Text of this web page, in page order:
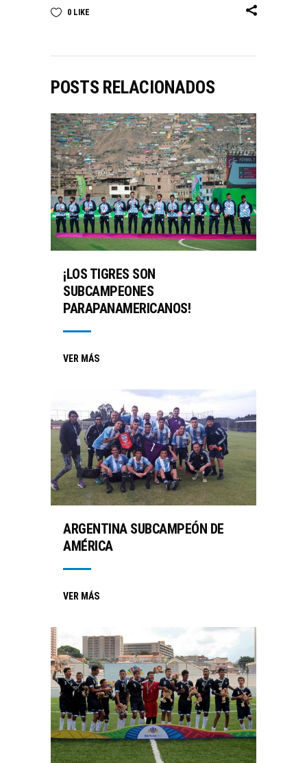
0 LIKE
POSTS RELACIONADOS
¡LOS TIGRES SON
SUBCAMPEONES
PARAPANAMERICANOS!
VER MÁS
ARGENTINA SUBCAMPEÓN DE
AMÉRICA
VER MÁS